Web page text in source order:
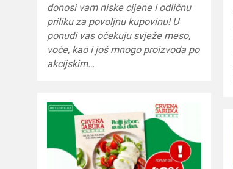
donosi vam niske cijene i odličnu
priliku za povoljnu kupovinu! U
ponudi vas očekuju svježe meso,
voće, kao i još mnogo proizvoda po
akcijskim…